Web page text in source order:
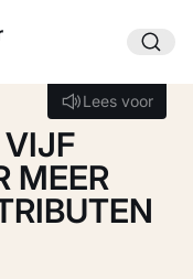
Lees voor
Lees voor
VIJF
MEER